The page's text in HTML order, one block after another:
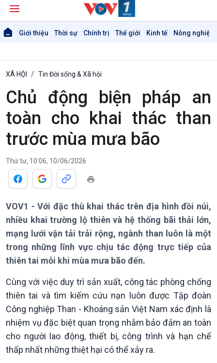
Giới thiệu Thời sự Chính trị Thế giới Kinh tế Nông nghiệp
Giới thiệu
Thời sự
Thời sự 6h
Thời sự 12h
Thời sự 18h
Thời sự 21h30
Bản tin
Chuyên mục
XÃ HỘI Tin Đời sống & Xã hội
Chủ động biện pháp an
toàn cho khai thác than
trước mùa mưa bão
Thứ tư, 10:06, 10/06/2026
VOV1 - Với đặc thù khai thác trên địa hình đồi núi,
nhiều khai trường lộ thiên và hệ thống bãi thải lớn,
mạng lưới vận tải trải rộng, ngành than luôn là một
trong những lĩnh vực chịu tác động trực tiếp của
thiên tai mỗi khi mùa mưa bão đến.
Cùng với việc duy trì sản xuất, công tác phòng chống
thiên tai và tìm kiếm cứu nạn luôn được Tập đoàn
Công nghiệp Than - Khoáng sản Việt Nam xác định là
nhiệm vụ đặc biệt quan trọng nhằm bảo đảm an toàn
cho người lao động, thiết bị, công trình và hạn chế
thấp nhất những thiệt hại có thể xảy ra.